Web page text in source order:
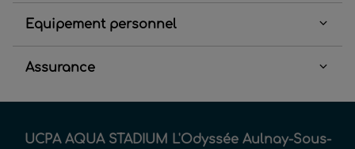
Equipement personnel
Assurance
UCPA AQUA STADIUM L'Odyssée Aulnay-Sous-